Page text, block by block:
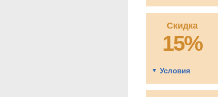
Скидка
15%
Условия